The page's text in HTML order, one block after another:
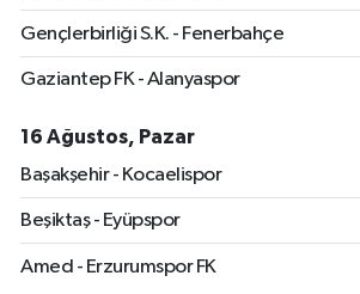
Gençlerbirliği S.K. - Fenerbahçe
Gaziantep FK - Alanyaspor
16 Ağustos, Pazar
Başakşehir - Kocaelispor
Beşiktaş - Eyüpspor
Amed - Erzurumspor FK